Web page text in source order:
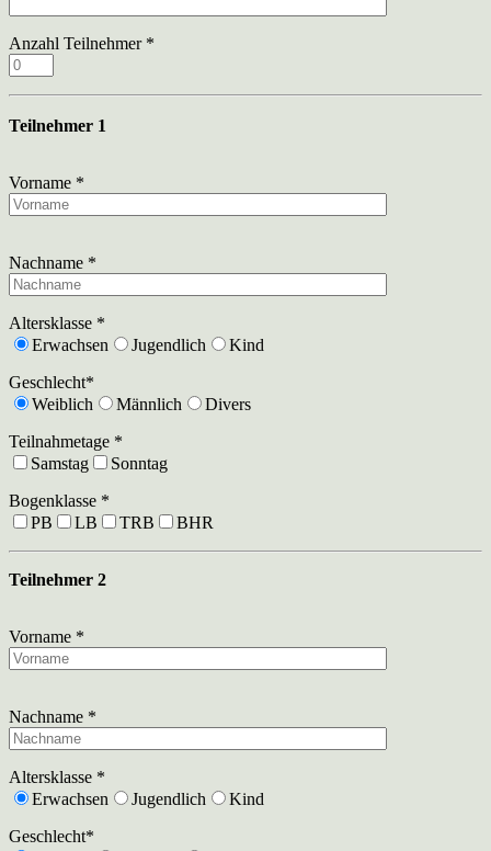
Anzahl Teilnehmer *
Teilnehmer 1
Vorname *
Nachname *
Altersklasse *
Erwachsen
Jugendlich
Kind
Geschlecht*
Weiblich
Männlich
Divers
Teilnahmetage *
Samstag
Sonntag
Bogenklasse *
PB
LB TRB BHR
Teilnehmer 2
Vorname *
Nachname *
Altersklasse *
Erwachsen
Jugendlich
Kind
Geschlecht*